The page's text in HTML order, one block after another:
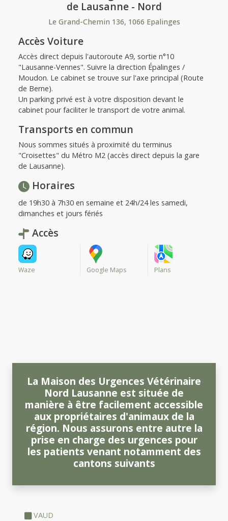
de Lausanne - Nord
Le Grand-Chemin 136, 1066 Epalinges
Accès Voiture
Accès direct depuis l'autoroute A9, sortie n°10
"Lausanne-Vennes". Suivre la direction Épalinges /
Moudon. Le cabinet se trouve sur l'axe principal (Route
de Berne).
Un parking privé est à votre disposition devant le
cabinet pour faciliter le transport de votre animal.
Transports en commun
Nous sommes situés à proximité du terminus
"Croisettes" du Métro M2 (accès direct depuis la gare
de Lausanne).
Horaires
de 19h30 à 7h30 en semaine et 24h/24 les samedi,
dimanches et jours fériés
Accès
Waze Google Maps Plans
La Maison des Urgences Vétérinaire
Nord Lausanne est située de
manière à être facilement accessible
aux propriétaires d'animaux de la
région. Nous assurons entre autre la
prise en charge des urgences pour
les patients venant notamment des
cantons suivants
VAUD